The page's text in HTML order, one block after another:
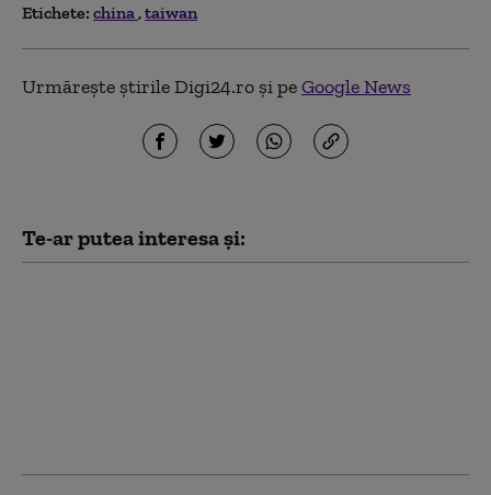
Etichete: china taiwan
Urmărește știrile Digi24.ro și peGoogle News
Te-ar putea interesa și: